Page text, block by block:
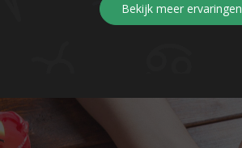
Bekijk meer ervaringen